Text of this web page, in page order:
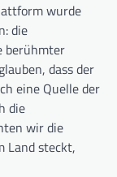
wurde
die
berühmter
dass der
eine Quelle der
die
wir die
Land steckt,